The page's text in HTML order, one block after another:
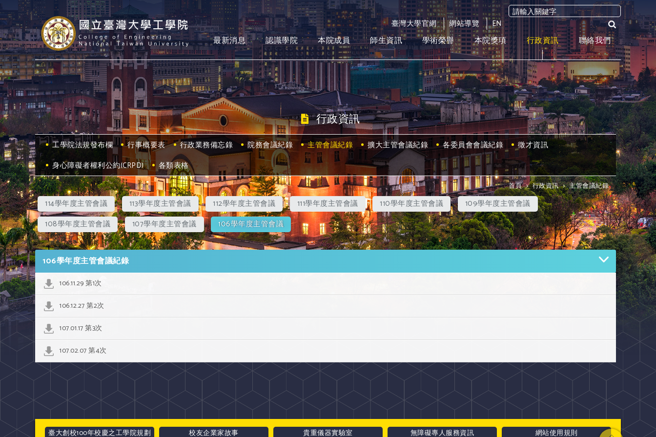
臺灣大學官網 網站導覽 EN
最新消息 認識學院 本院成員 師生資訊 學術榮譽 本院獎項 行政資訊 聯絡我們
行政資訊
工學院法規發布欄 行事概要表 行政業務備忘錄 院務會議紀錄 主管會議紀錄 擴大主管會議紀錄 各委員會會議紀錄
徵才資訊
身心障礙者權利公約(CRPD)
各類表格
首頁 > 行政資訊 > 主管會議紀錄
114學年度主管會議 113學年度主管會議 112學年度主管會議 111學年度主管會議 110學年度主管會議
109學年度主管會議
108學年度主管會議
107學年度主管會議 106學年度主管會議
106學年度主管會議紀錄
106.11.29 第1次
106.12.27 第2次
107.01.17 第3次
107.02.07 第4次
臺大創校100年校慶之工學院規劃 校友企業家故事 貴重儀器實驗室 無障礙專人服務資訊 網站使用規則